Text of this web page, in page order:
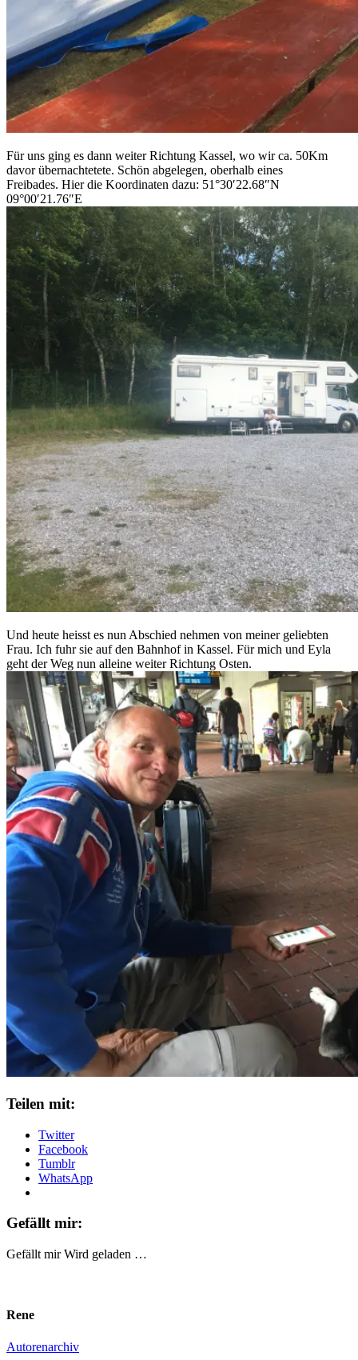
Für uns ging es dann weiter Richtung Kassel, wo wir ca. 50Km
davor übernachtetete. Schön abgelegen, oberhalb eines
Freibades. Hier die Koordinaten dazu: 51°30′22.68″N
09°00′21.76″E
Und heute heisst es nun Abschied nehmen von meiner geliebten
Frau. Ich fuhr sie auf den Bahnhof in Kassel. Für mich und Eyla
geht der Weg nun alleine weiter Richtung Osten.
Teilen mit:
Twitter
Facebook
Tumblr
WhatsApp
Gefällt mir:
Gefällt mir Wird geladen …
Rene
Autorenarchiv